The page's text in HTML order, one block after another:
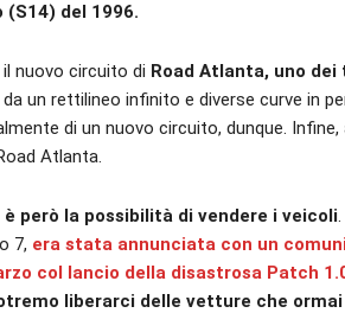
(S14) del 1996.
nuovo circuito di Road Atlanta, uno
un rettilineo infinito e diverse curve in
di un nuovo circuito, dunque.
Atlanta.
però la possibilità di vendere i veicoli
7, era stata annunciata con un
col lancio della disastrosa Patch
liberarci delle vetture che